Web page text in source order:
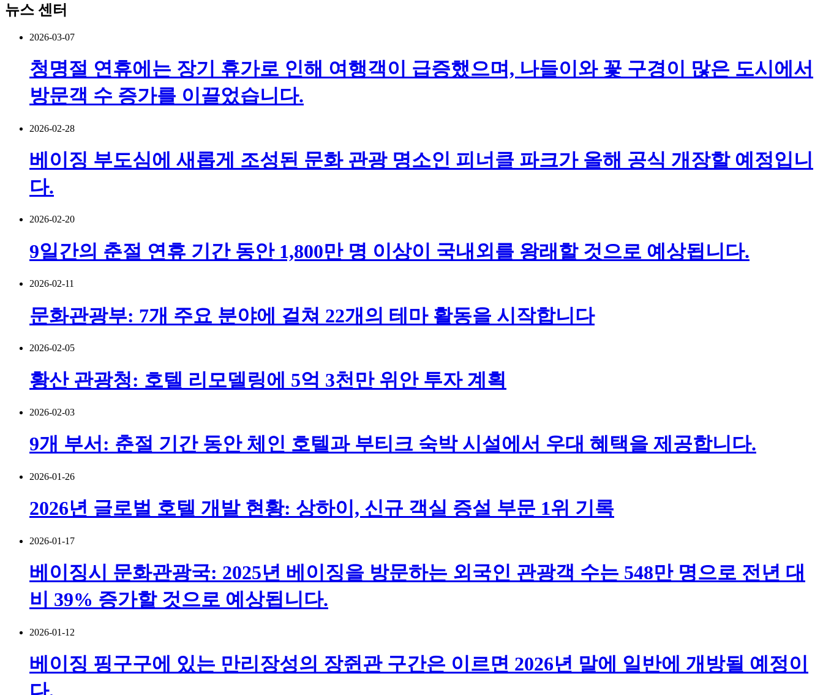
뉴스 센터
2026-03-07
청명절 연휴에는 장기 휴가로 인해 여행객이 급증했으며, 나들이와 꽃 구경이 많은 도시에서
방문객 수 증가를 이끌었습니다.
2026-02-28
베이징 부도심에 새롭게 조성된 문화 관광 명소인 피너클 파크가 올해 공식 개장할 예정입니
다.
2026-02-20
9일간의 춘절 연휴 기간 동안 1,800만 명 이상이 국내외를 왕래할 것으로 예상됩니다.
2026-02-11
문화관광부: 7개 주요 분야에 걸쳐 22개의 테마 활동을 시작합니다
2026-02-05
황산 관광청: 호텔 리모델링에 5억 3천만 위안 투자 계획
2026-02-03
9개 부서: 춘절 기간 동안 체인 호텔과 부티크 숙박 시설에서 우대 혜택을 제공합니다.
2026-01-26
2026년 글로벌 호텔 개발 현황: 상하이, 신규 객실 증설 부문 1위 기록
2026-01-17
베이징시 문화관광국: 2025년 베이징을 방문하는 외국인 관광객 수는 548만 명으로 전년 대
비 39% 증가할 것으로 예상됩니다.
2026-01-12
베이징 핑구구에 있는 만리장성의 장쥔관 구간은 이르면 2026년 말에 일반에 개방될 예정이